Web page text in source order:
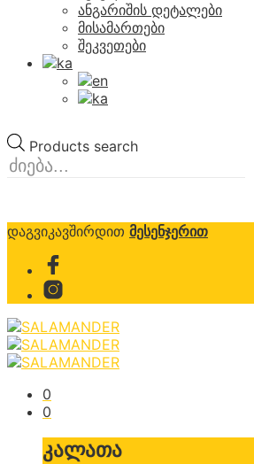
ანგარიშის დეტალები
მისამართები
შეკვეთები
Products search
დაგვიკავშირდით მესენჯერით
0
0
კალათა